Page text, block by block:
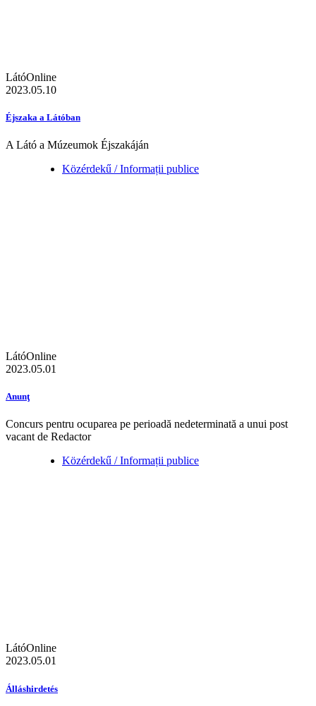
LátóOnline
2023.05.10
Éjszaka a Látóban
A Látó a Múzeumok Éjszakáján
Közérdekű / Informații publice
LátóOnline
2023.05.01
Anunţ
Concurs pentru ocuparea pe perioadă nedeterminată a unui post
vacant de Redactor
Közérdekű / Informații publice
LátóOnline
2023.05.01
Álláshirdetés